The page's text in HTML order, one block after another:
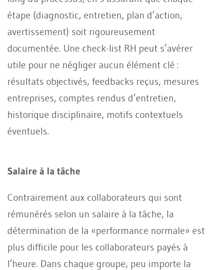
étape (diagnostic, entretien, plan d’action,
avertissement) soit rigoureusement
documentée. Une check-list RH peut s’avérer
utile pour ne négliger aucun élément clé :
résultats objectivés, feedbacks reçus, mesures
entreprises, comptes rendus d’entretien,
historique disciplinaire, motifs contextuels
éventuels.
Salaire à la tâche
Contrairement aux collaborateurs qui sont
rémunérés selon un salaire à la tâche, la
détermination de la «performance normale» est
plus difficile pour les collaborateurs payés à
l’heure. Dans chaque groupe, peu importe la